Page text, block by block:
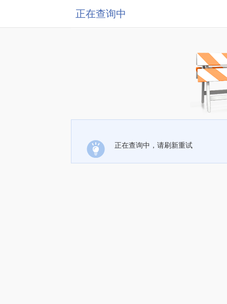
正在查询中
正在查询中，请刷新重试